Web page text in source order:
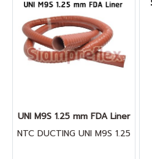
UNI M9S 1.25 mm FDA Liner
NTC DUCTING UNI M9S 1.25